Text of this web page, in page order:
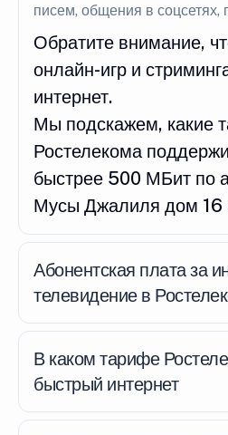
писем, общения в
Обратите внимание,
онлайн-игр и
интернет.
Мы подскажем, какие
Ростелекома
быстрее 500 МБит по
Мусы Джалиля дом 16
Абонентская плата за
телевидение в
В каком тарифе
быстрый интернет